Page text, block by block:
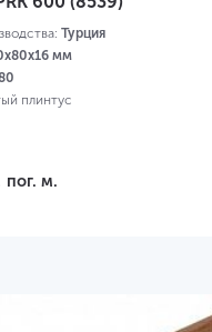
Турция
мм
плинтус
пог. м.